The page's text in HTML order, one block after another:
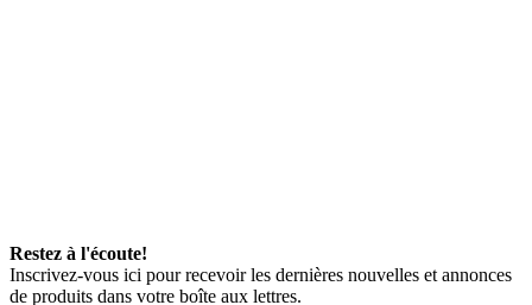
Restez à l'écoute!
Inscrivez-vous ici pour recevoir les dernières nouvelles et annonces
de produits dans votre boîte aux lettres.